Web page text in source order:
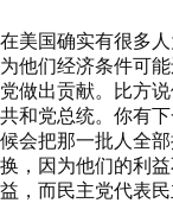
在美国确实有很多
为他们经济条件可
党做出贡献。比方
共和党总统。你有
候会把那一批人全
换，因为他们的利
益，而民主党代表